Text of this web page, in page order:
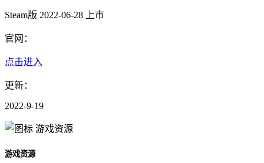
Steam版 2022-06-28 上市
官网：
点击进入
更新：
2022-9-19
游戏资源
游戏资源